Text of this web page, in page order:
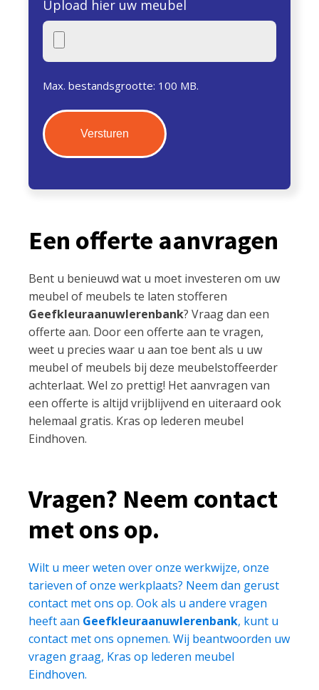
Upload hier uw meubel
Max. bestandsgrootte: 100 MB.
Een offerte aanvragen
Bent u benieuwd wat u moet investeren om uw
meubel of meubels te laten stofferen
Geefkleuraanuwlerenbank? Vraag dan een
offerte aan. Door een offerte aan te vragen,
weet u precies waar u aan toe bent als u uw
meubel of meubels bij deze meubelstoffeerder
achterlaat. Wel zo prettig! Het aanvragen van
een offerte is altijd vrijblijvend en uiteraard ook
helemaal gratis. Kras op lederen meubel
Eindhoven.
Vragen? Neem contact
met ons op.
Wilt u meer weten over onze werkwijze, onze
tarieven of onze werkplaats? Neem dan gerust
contact met ons op. Ook als u andere vragen
heeft aan Geefkleuraanuwlerenbank, kunt u
contact met ons opnemen. Wij beantwoorden uw
vragen graag, Kras op lederen meubel
Eindhoven.